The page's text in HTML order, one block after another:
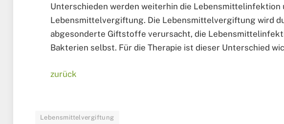
Unterschieden werden weiterhin die Lebensmittelinfektion
Lebensmittelvergiftung. Die Lebensmittelvergiftung wird
abgesonderte Giftstoffe verursacht, die
Bakterien selbst. Für die Therapie ist dieser Unterschied
zurück
Lebensmittelvergiftung